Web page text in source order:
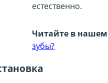
естественно.
Читайте в нашем
зубы?